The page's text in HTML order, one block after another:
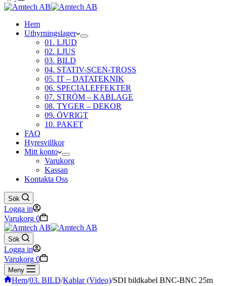
Hem
Uthyrningslager
01. LJUD
02. LJUS
03. BILD
04. STATIV-SCEN-TROSS
05. IT – DATATEKNIK
06. SPECIALEFFEKTER
07. STRÖM – KABLAGE
08. TYGER – DEKOR
09. ÖVRIGT
10. PAKET
FAQ
Hyresvillkor
Mitt konto
Varukorg
Kassan
Kontakta Oss
Sök
Logga in
Varukorg 0
Sök
Logga in
Varukorg 0
Meny
Hem/03. BILD/Kablar (Video)/SDI bildkabel BNC-BNC 25m